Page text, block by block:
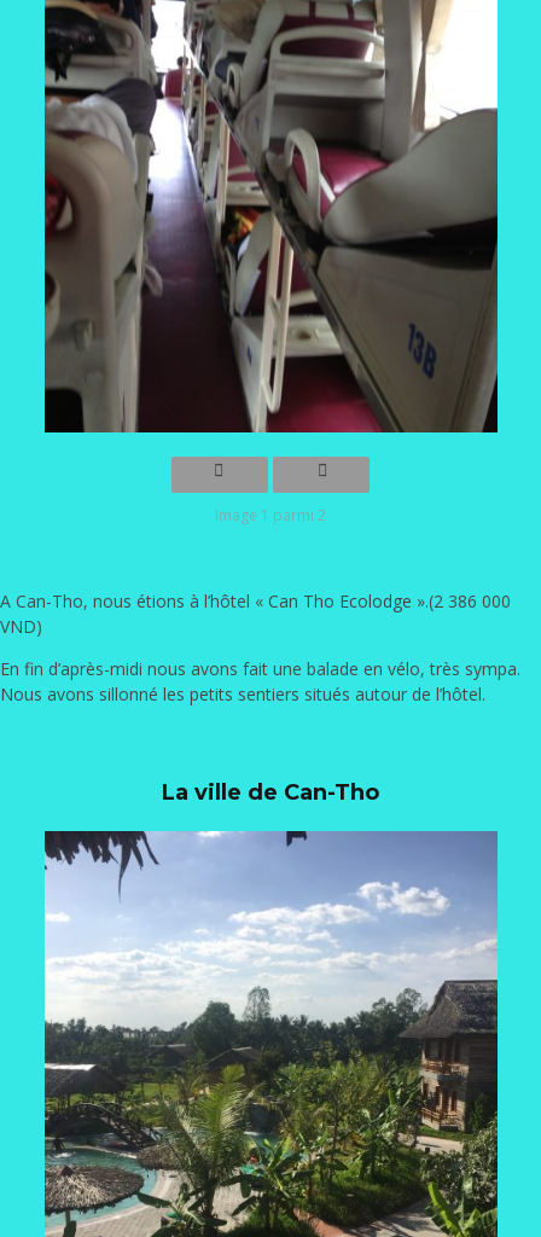
Image 1 parmi 2
A Can-Tho, nous étions à l’hôtel « Can Tho Ecolodge ».(2 386 000
VND)
En fin d’après-midi nous avons fait une balade en vélo, très sympa.
Nous avons sillonné les petits sentiers situés autour de l’hôtel.
La ville de Can-Tho